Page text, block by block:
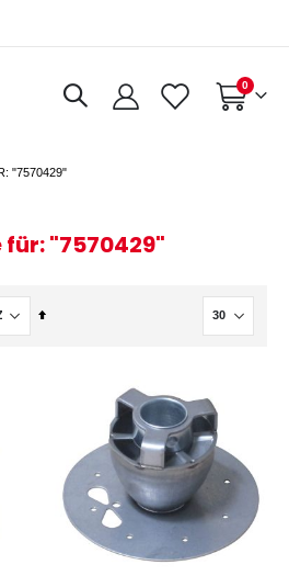
Warenkorb
0Artikel
"7570429"
"7570429"
In